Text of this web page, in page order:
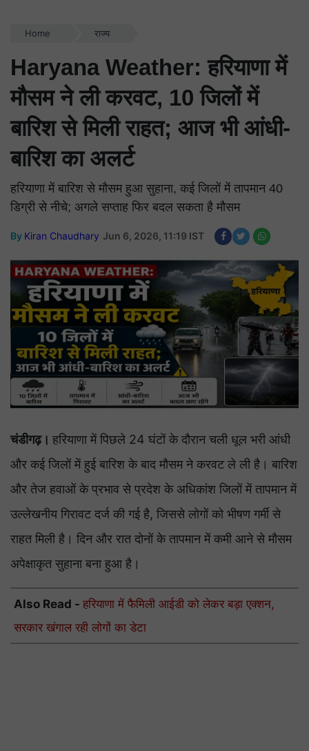
Home राज्य
Haryana Weather: हरियाणा में
मौसम ने ली करवट, 10 जिलों में
बारिश से मिली राहत; आज भी आंधी-
बारिश का अलर्ट
हरियाणा में बारिश से मौसम हुआ सुहाना, कई जिलों में तापमान 40
डिग्री से नीचे; अगले सप्ताह फिर बदल सकता है मौसम
By Kiran Chaudhary Jun 6, 2026, 11:19 IST
चंडीगढ़। हरियाणा में पिछले 24 घंटों के दौरान चली धूल भरी आंधी
और कई जिलों में हुई बारिश के बाद मौसम ने करवट ले ली है। बारिश
और तेज हवाओं के प्रभाव से प्रदेश के अधिकांश जिलों में तापमान में
उल्लेखनीय गिरावट दर्ज की गई है, जिससे लोगों को भीषण गर्मी से
राहत मिली है। दिन और रात दोनों के तापमान में कमी आने से मौसम
अपेक्षाकृत सुहाना बना हुआ है।
Also Read - हरियाणा में फैमिली आईडी को लेकर बड़ा एक्शन,
सरकार खंगाल रही लोगों का डेटा